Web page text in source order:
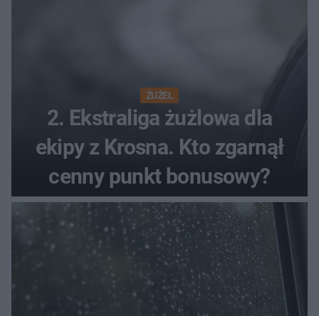
ŻUŻEL
2. Ekstraliga żużlowa dla
ekipy z Krosna. Kto zgarnął
cenny punkt bonusowy?